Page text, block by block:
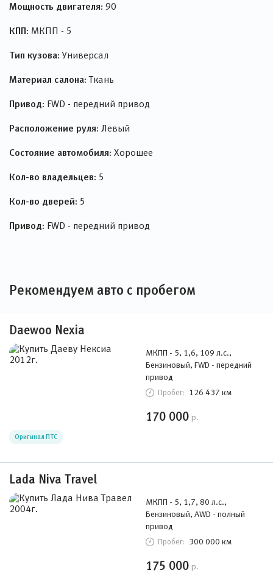
Мощность двигателя: 90
КПП: МКПП - 5
Тип кузова: Универсал
Материал салона: Ткань
Привод: FWD - передний привод
Расположение руля: Левый
Состояние автомобиля: Хорошее
Кол-во владельцев: 5
Кол-во дверей: 5
Привод: FWD - передний привод
Рекомендуем авто с пробегом
Daewoo Nexia
МКПП - 5, 1,6, 109 л.с.,
Бензиновый, FWD - передний
привод
Пробег: 126 437 км
170 000 р.
Оригинал ПТС
Lada Niva Travel
МКПП - 5, 1,7, 80 л.с.,
Бензиновый, AWD - полный
привод
Пробег: 300 000 км
175 000 р.